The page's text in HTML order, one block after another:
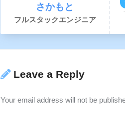
さかもと
フルスタックエンジニア
Leave a Reply
Your email address will not be